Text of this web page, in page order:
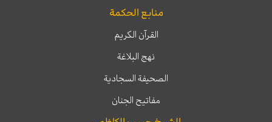
منابع الحكمة
القرآن الكريم
نهج البلاغة
الصحيفة السجادية
مفاتيح الجنان